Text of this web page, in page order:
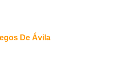
De Ávila